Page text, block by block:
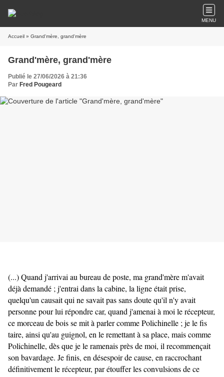
MENU
Accueil » Grand'mère, grand'mère
Grand'mère, grand'mère
Publié le 27/06/2026 à 21:36
Par Fred Pougeard
(...) Quand j'arrivai au bureau de poste, ma grand'mère m'avait
déjà demandé ; j'entrai dans la cabine, la ligne était prise,
quelqu'un causait qui ne savait pas sans doute qu'il n'y avait
personne pour lui répondre car, quand j'amenai à moi le récepteur,
ce morceau de bois se mit à parler comme Polichinelle ; je le fis
taire, ainsi qu'au guignol, en le remettant à sa place, mais comme
Polichinelle, dès que je le ramenais près de moi, il recommençait
son bavardage. Je finis, en désespoir de cause, en raccrochant
définitivement le récepteur, par étouffer les convulsions de ce